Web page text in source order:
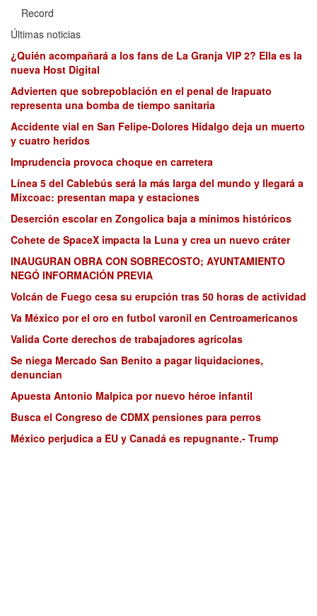
Record
Últimas noticias
¿Quién acompañará a los fans de La Granja VIP 2? Ella es la
nueva Host Digital
Advierten que sobrepoblación en el penal de Irapuato
representa una bomba de tiempo sanitaria
Accidente vial en San Felipe-Dolores Hidalgo deja un muerto
y cuatro heridos
Imprudencia provoca choque en carretera
Línea 5 del Cablebús será la más larga del mundo y llegará a
Mixcoac: presentan mapa y estaciones
Deserción escolar en Zongolica baja a mínimos históricos
Cohete de SpaceX impacta la Luna y crea un nuevo cráter
INAUGURAN OBRA CON SOBRECOSTO; AYUNTAMIENTO
NEGÓ INFORMACIÓN PREVIA
Volcán de Fuego cesa su erupción tras 50 horas de actividad
Va México por el oro en futbol varonil en Centroamericanos
Valida Corte derechos de trabajadores agrícolas
Se niega Mercado San Benito a pagar liquidaciones,
denuncian
Apuesta Antonio Malpica por nuevo héroe infantil
Busca el Congreso de CDMX pensiones para perros
México perjudica a EU y Canadá es repugnante.- Trump